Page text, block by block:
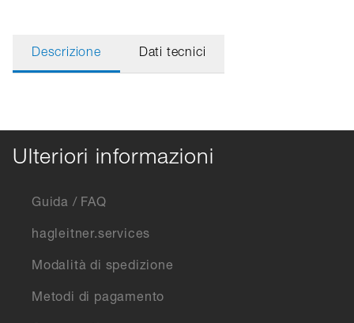
Descrizione Dati tecnici
Ulteriori informazioni
Guida / FAQ
hagleitner.services
Modalità di spedizione
Metodi di pagamento